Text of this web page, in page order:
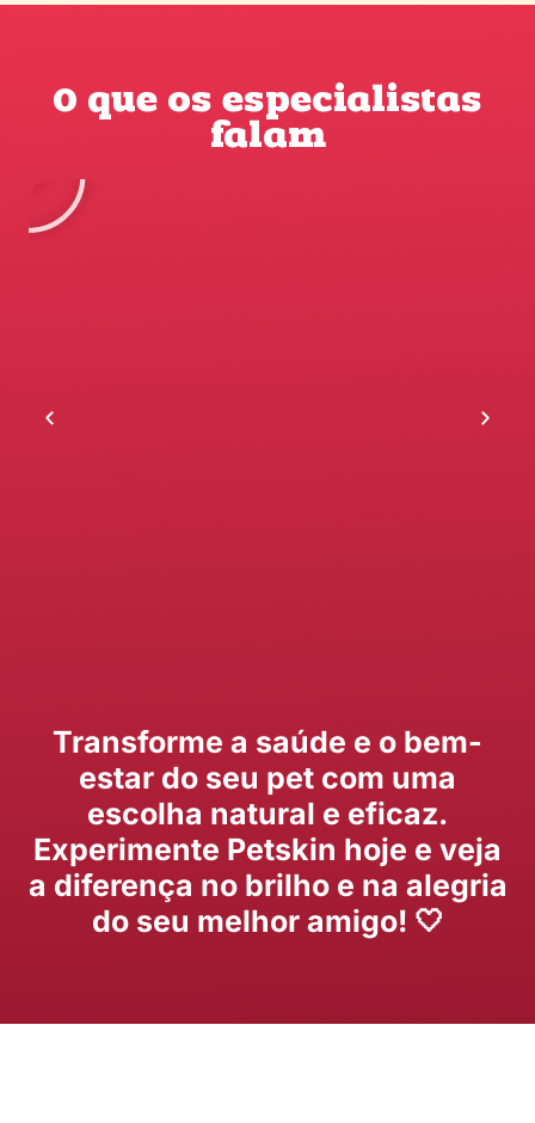
O que os especialistas
falam
Transforme a saúde e o bem-
estar do seu pet com uma
escolha natural e eficaz.
Experimente Petskin hoje e veja
a diferença no brilho e na alegria
do seu melhor amigo! 🤍